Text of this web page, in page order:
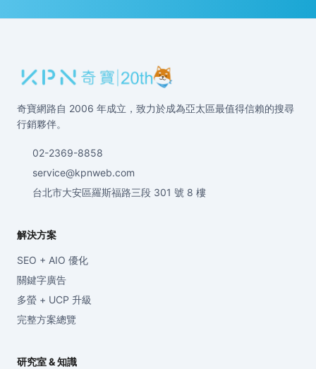
奇寶網路自 2006 年成立，致力於成為亞太區最值得信賴的搜尋
行銷夥伴。
02-2369-8858
service@kpnweb.com
台北市大安區羅斯福路三段 301 號 8 樓
解決方案
SEO + AIO 優化
關鍵字廣告
多螢 + UCP 升級
完整方案總覽
研究室 & 知識